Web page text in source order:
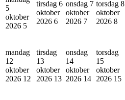
5
oktober
2026 5
tirsdag 6
oktober
2026 6
onsdag 7
oktober
2026 7
torsdag 8
oktober
2026 8
mandag
12
oktober
2026 12
tirsdag
13
oktober
2026 13
onsdag
14
oktober
2026 14
torsdag
15
oktober
2026 15